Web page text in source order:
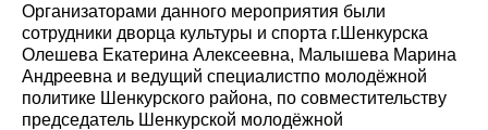
Организаторами данного мероприятия были
сотрудники дворца культуры и спорта г.Шенкурска
Олешева Екатерина Алексеевна, Малышева Марина
Андреевна и ведущий специалистпо молодёжной
политике Шенкурского района, по совместительству
председатель Шенкурской молодёжной